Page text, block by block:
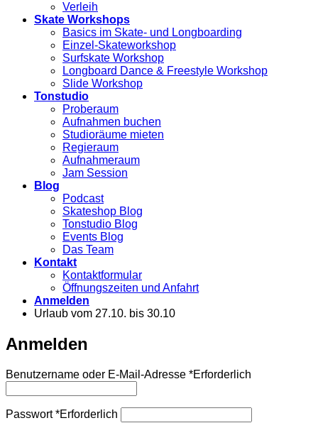
Verleih
Skate Workshops
Basics im Skate- und Longboarding
Einzel-Skateworkshop
Surfskate Workshop
Longboard Dance & Freestyle Workshop
Slide Workshop
Tonstudio
Proberaum
Aufnahmen buchen
Studioräume mieten
Regieraum
Aufnahmeraum
Jam Session
Blog
Podcast
Skateshop Blog
Tonstudio Blog
Events Blog
Das Team
Kontakt
Kontaktformular
Öffnungszeiten und Anfahrt
Anmelden
Urlaub vom 27.10. bis 30.10
Anmelden
Benutzername oder E-Mail-Adresse *Erforderlich
Passwort*Erforderlich